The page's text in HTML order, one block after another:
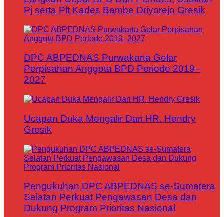
Pj serta Plt Kades Bambe Driyorejo Gresik
DPC ABPEDNAS Purwakarta Gelar
Perpisahan Anggota BPD Periode 2019–
2027
Ucapan Duka Mengalir Dari HR. Hendry
Gresik
Pengukuhan DPC ABPEDNAS se-Sumatera
Selatan Perkuat Pengawasan Desa dan
Dukung Program Prioritas Nasional